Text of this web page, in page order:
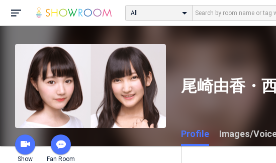
All
Show Fan Room
尾崎由香・
Profile Images/